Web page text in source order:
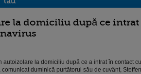
la domiciliu după ce
la domiciliu după ce a intrat în contact
duminică purtătorul său de cuvânt, Steffen